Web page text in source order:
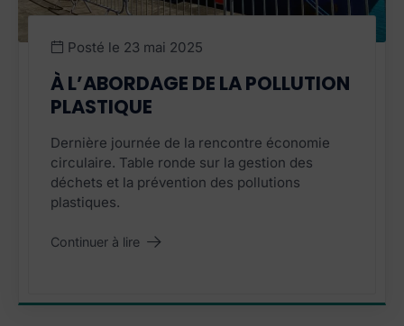
Posté le 23 mai 2025
À L’ABORDAGE DE LA POLLUTION
PLASTIQUE
Dernière journée de la rencontre économie
circulaire. Table ronde sur la gestion des
déchets et la prévention des pollutions
plastiques.
Continuer à lire
"À l’abordage de la pollution plastique"